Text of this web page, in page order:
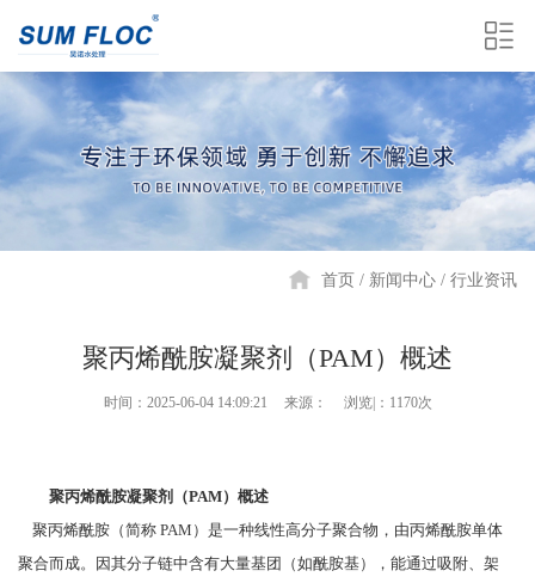
首页 新闻中心 行业资讯
聚丙烯酰胺凝聚剂（PAM）概述
时间：2025-06-04 14:09:21 来源： 浏览|：1170次
聚丙烯酰胺凝聚剂（PAM）概述
聚丙烯酰胺（简称 PAM）是一种线性高分子聚合物，由丙烯酰胺单体
聚合而成。因其分子链中含有大量基团（如酰胺基），能通过吸附、架